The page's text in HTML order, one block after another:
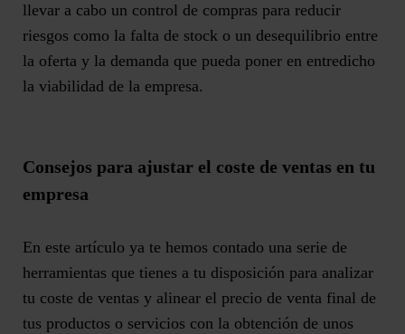
llevar a cabo un control de compras para reducir
riesgos como la falta de stock o un desequilibrio entre
la oferta y la demanda que pueda poner en entredicho
la viabilidad de la empresa.
Consejos para ajustar el coste de ventas en tu
empresa
En este artículo ya te hemos contado una serie de
herramientas que tienes a tu disposición para analizar
tu coste de ventas y alinear el precio de venta final de
tus productos o servicios con la obtención de unos